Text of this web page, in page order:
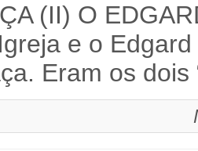
(II) O
e o
Eram os